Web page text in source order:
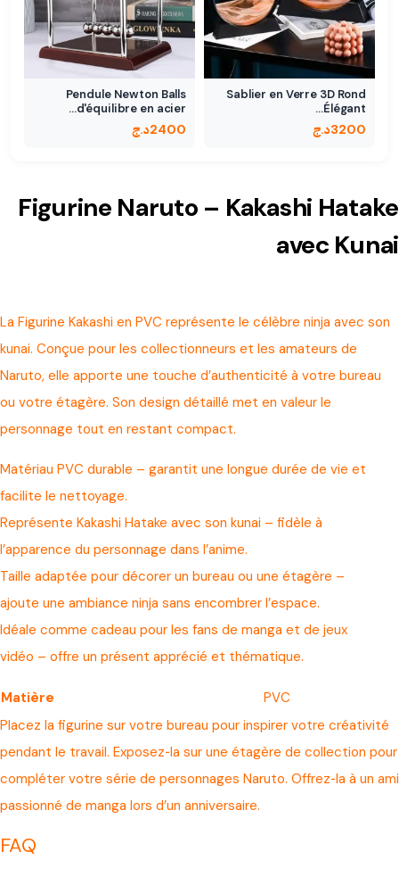
Sablier en Verre 3D Rond
Élégant…
3200د.ج
Pendule Newton Balls
d'équilibre en acier…
2400د.ج
Figurine Naruto – Kakashi Hatake
avec Kunai
La Figurine Kakashi en PVC représente le célèbre ninja avec son
kunai. Conçue pour les collectionneurs et les amateurs de
Naruto, elle apporte une touche d’authenticité à votre bureau
ou votre étagère. Son design détaillé met en valeur le
personnage tout en restant compact.
Matériau PVC durable – garantit une longue durée de vie et
facilite le nettoyage.
Représente Kakashi Hatake avec son kunai – fidèle à
l’apparence du personnage dans l’anime.
Taille adaptée pour décorer un bureau ou une étagère –
ajoute une ambiance ninja sans encombrer l’espace.
Idéale comme cadeau pour les fans de manga et de jeux
vidéo – offre un présent apprécié et thématique.
Matière
PVC
Placez la figurine sur votre bureau pour inspirer votre créativité
pendant le travail. Exposez‑la sur une étagère de collection pour
compléter votre série de personnages Naruto. Offrez‑la à un ami
passionné de manga lors d’un anniversaire.
FAQ